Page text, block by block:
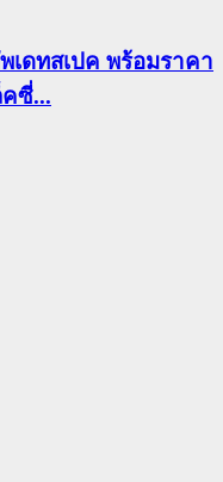
เดทสเปค พร้อมราคา
ซี่...